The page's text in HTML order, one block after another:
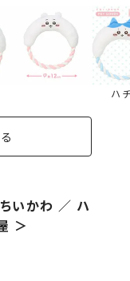
ハ
いかわ ／ ハ
＞